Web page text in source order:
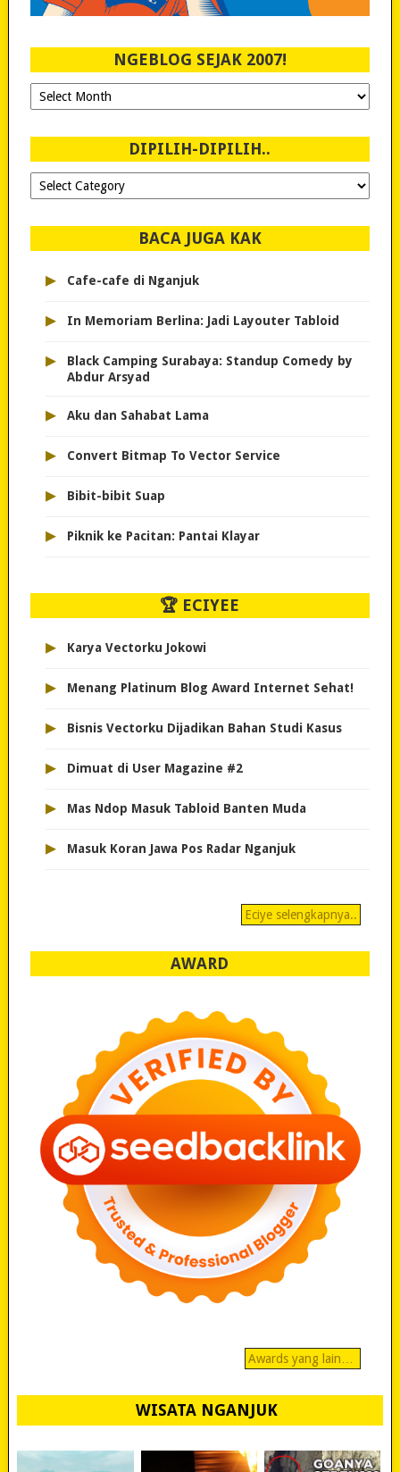
NGEBLOG SEJAK 2007!
Ngeblog
Sejak
DIPILIH-DIPILIH..
Dipilih-
dipilih..
BACA JUGA KAK
▸ Cafe-cafe di Nganjuk
▸ In Memoriam Berlina: Jadi Layouter Tabloid
▸
Black Camping Surabaya: Standup Comedy by
Abdur Arsyad
▸ Aku dan Sahabat Lama
▸ Convert Bitmap To Vector Service
▸ Bibit-bibit Suap
▸ Piknik ke Pacitan: Pantai Klayar
🏆 ECIYEE
▸ Karya Vectorku Jokowi
▸ Menang Platinum Blog Award Internet Sehat!
▸ Bisnis Vectorku Dijadikan Bahan Studi Kasus
▸ Dimuat di User Magazine #2
▸ Mas Ndop Masuk Tabloid Banten Muda
▸ Masuk Koran Jawa Pos Radar Nganjuk
Eciye selengkapnya..
AWARD
Awards yang lain…
WISATA NGANJUK